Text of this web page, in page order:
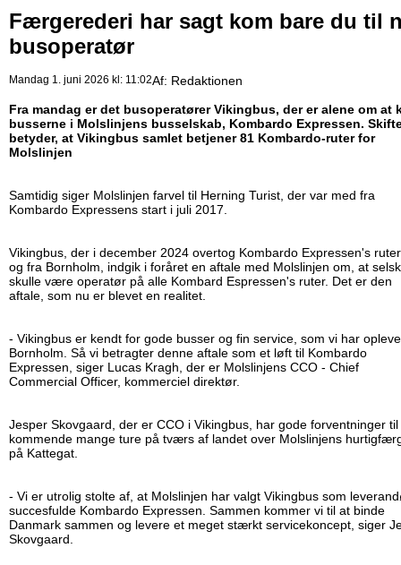
Færgerederi har sagt kom bare du til
busoperatør
Mandag 1. juni 2026 kl: 11:02Af: Redaktionen
Fra mandag er det busoperatører Vikingbus, der er alene om at
busserne i Molslinjens busselskab, Kombardo Expressen.
betyder, at Vikingbus samlet betjener 81 Kombardo-ruter for
Molslinjen
Samtidig siger Molslinjen farvel til Herning Turist, der var med fra
Kombardo Expressens start i juli 2017.
Vikingbus, der i december 2024 overtog Kombardo Expressen's
og fra Bornholm, indgik i foråret en aftale med Molslinjen om, at
skulle være operatør på alle Kombard Espressen's ruter. Det er den
aftale, som nu er blevet en realitet.
- Vikingbus er kendt for gode busser og fin service, som vi har
Bornholm. Så vi betragter denne aftale som et løft til Kombardo
Expressen, siger Lucas Kragh, der er Molslinjens CCO - Chief
Commercial Officer, kommerciel direktør.
Jesper Skovgaard, der er CCO i Vikingbus, har gode forventninger til
kommende mange ture på tværs af landet over Molslinjens
på Kattegat.
- Vi er utrolig stolte af, at Molslinjen har valgt Vikingbus som
succesfulde Kombardo Expressen. Sammen kommer vi til at binde
Danmark sammen og levere et meget stærkt servicekoncept, siger
Skovgaard.